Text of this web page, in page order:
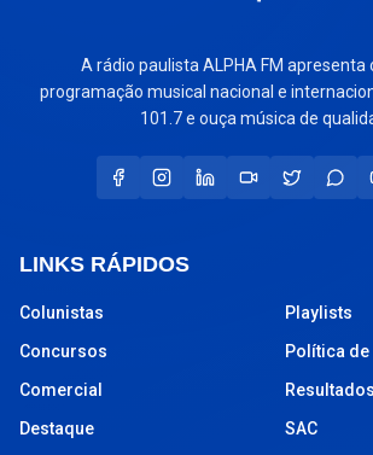
A rádio paulista ALPHA FM apresenta
programação musical nacional e
101.7 e ouça música de
LINKS RÁPIDOS
Colunistas
Concursos
Comercial
Destaque
Playlists
Política
SAC